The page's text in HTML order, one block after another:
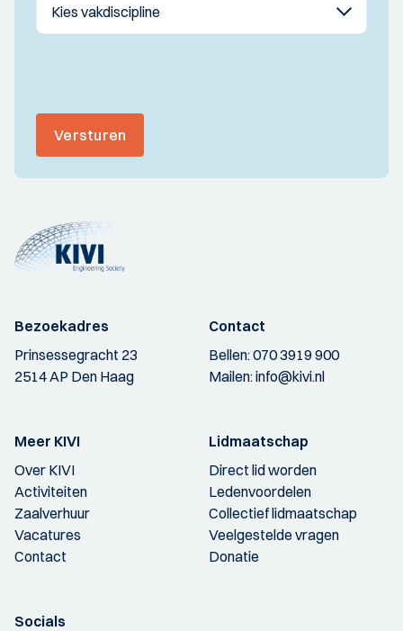
Versturen
Bezoekadres
Prinsessegracht 23
2514 AP Den Haag
Contact
Bellen:070 3919 900
Mailen:info@kivi.nl
Meer KIVI
Over KIVI
Activiteiten
Zaalverhuur
Vacatures
Contact
Lidmaatschap
Direct lid worden
Ledenvoordelen
Collectief lidmaatschap
Veelgestelde vragen
Donatie
Socials